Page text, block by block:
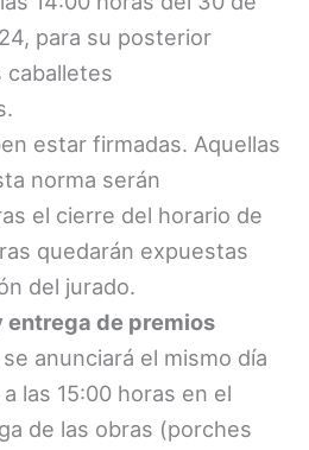
para su posterior
caballetes
estar firmadas. Aquellas
norma serán
el cierre del horario de
quedarán expuestas
del jurado.
entrega de premios
anunciará el mismo día
las 15:00 horas en el
de las obras (porches